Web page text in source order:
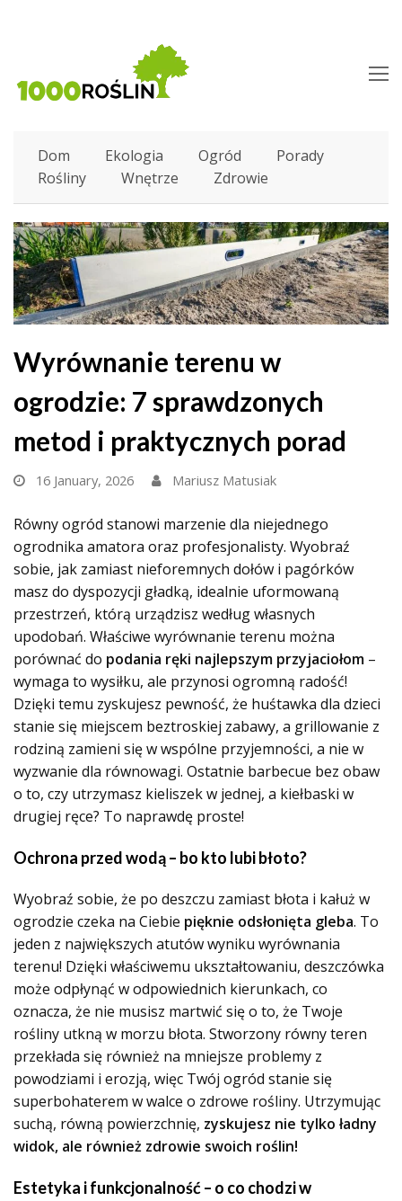
Dom Ekologia Ogród
Porady
Rośliny
Wnętrze Zdrowie
Wyrównanie terenu w
ogrodzie: 7 sprawdzonych
metod i praktycznych porad
16 January, 2026 Mariusz Matusiak
Równy ogród stanowi marzenie dla niejednego
ogrodnika amatora oraz profesjonalisty. Wyobraź
sobie, jak zamiast nieforemnych dołów i pagórków
masz do dyspozycji gładką, idealnie uformowaną
przestrzeń, którą urządzisz według własnych
upodobań. Właściwe wyrównanie terenu można
porównać do podania ręki najlepszym przyjaciołom –
wymaga to wysiłku, ale przynosi ogromną radość!
Dzięki temu zyskujesz pewność, że huśtawka dla dzieci
stanie się miejscem beztroskiej zabawy, a grillowanie z
rodziną zamieni się w wspólne przyjemności, a nie w
wyzwanie dla równowagi. Ostatnie barbecue bez obaw
o to, czy utrzymasz kieliszek w jednej, a kiełbaski w
drugiej ręce? To naprawdę proste!
Ochrona przed wodą – bo kto lubi błoto?
Wyobraź sobie, że po deszczu zamiast błota i kałuż w
ogrodzie czeka na Ciebie pięknie odsłonięta gleba. To
jeden z największych atutów wyniku wyrównania
terenu! Dzięki właściwemu ukształtowaniu, deszczówka
może odpłynąć w odpowiednich kierunkach, co
oznacza, że nie musisz martwić się o to, że Twoje
rośliny utkną w morzu błota. Stworzony równy teren
przekłada się również na mniejsze problemy z
powodziami i erozją, więc Twój ogród stanie się
superbohaterem w walce o zdrowe rośliny. Utrzymując
suchą, równą powierzchnię, zyskujesz nie tylko ładny
widok, ale również zdrowie swoich roślin!
Estetyka i funkcjonalność – o co chodzi w